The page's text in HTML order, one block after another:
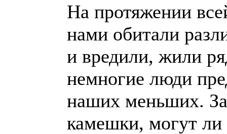
На протяжении
нами обитали
и вредили, жили
немногие люди
наших меньших.
камешки, могут